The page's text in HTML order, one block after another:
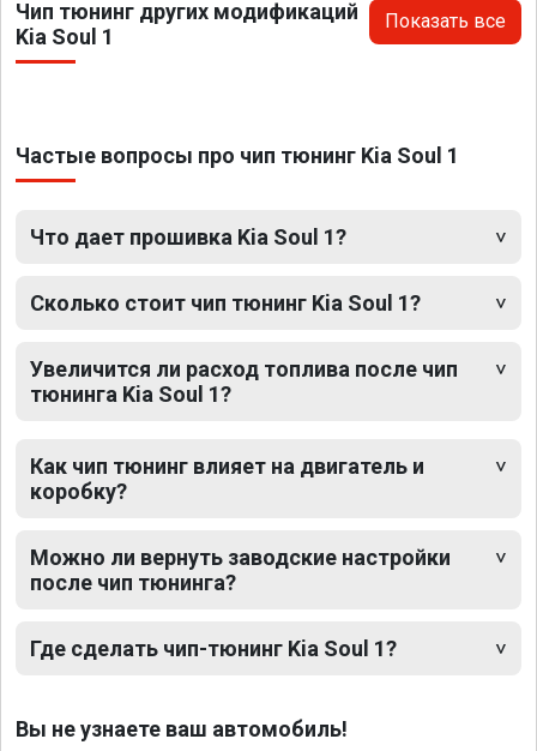
Чип тюнинг других модификаций
Kia Soul 1
Показать все
Частые вопросы про чип тюнинг Kia Soul 1
Что дает прошивка Kia Soul 1?
Сколько стоит чип тюнинг Kia Soul 1?
Увеличится ли расход топлива после чип
тюнинга Kia Soul 1?
Как чип тюнинг влияет на двигатель и
коробку?
Можно ли вернуть заводские настройки
после чип тюнинга?
Где сделать чип-тюнинг Kia Soul 1?
Вы не узнаете ваш автомобиль!